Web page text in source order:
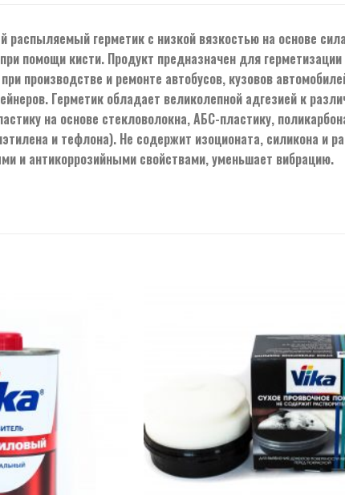
распыляемый герметик с низкой вязкостью на основе
помощи кисти. Продукт предназначен для
производстве и ремонте автобусов, кузовов
Герметик обладает великолепной адгезией к
на основе стекловолокна, АБС-пластику,
и тефлона). Не содержит изоционата, силикона и
и антикоррозийными свойствами, уменьшает вибрацию.